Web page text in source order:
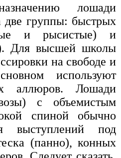
лошади
две группы: быстрых
и рысистые) и
Для высшей школы
на свободе и
используют
аллюров. Лошади
с объемистым
спиной обычно
выступлений под
(панно), конных